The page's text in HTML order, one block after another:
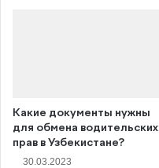
Какие документы нужны
для обмена водительских
прав в Узбекистане?
30.03.2023